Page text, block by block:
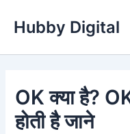
Hubby Digital
OK क्या है?
होती है जाने